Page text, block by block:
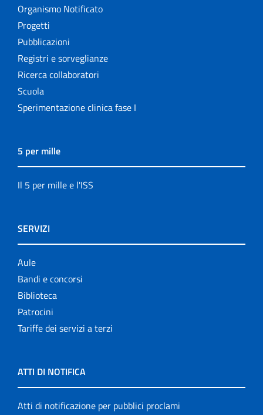
Organismo Notificato
Progetti
Pubblicazioni
Registri e sorveglianze
Ricerca collaboratori
Scuola
Sperimentazione clinica fase I
5 per mille
Il 5 per mille e l'ISS
SERVIZI
Aule
Bandi e concorsi
Biblioteca
Patrocini
Tariffe dei servizi a terzi
ATTI DI NOTIFICA
Atti di notificazione per pubblici proclami